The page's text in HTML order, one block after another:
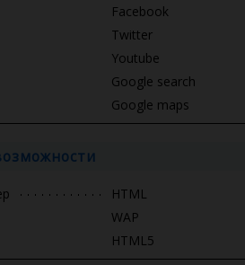
Facebook
Twitter
Youtube
Google search
Google maps
HTML
WAP
HTML5